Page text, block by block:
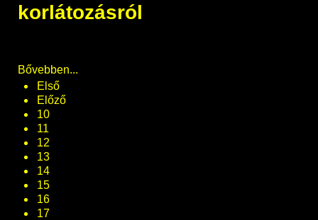
korlátozásról
Bővebben...
Első
Előző
10
11
12
13
14
15
16
17